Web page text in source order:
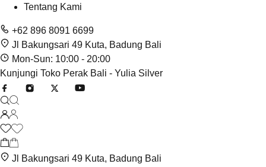
Tentang Kami
+62 896 8091 6699
Jl Bakungsari 49 Kuta, Badung Bali
Mon-Sun: 10:00 - 20:00
Kunjungi Toko Perak Bali - Yulia Silver
Jl Bakungsari 49 Kuta, Badung Bali